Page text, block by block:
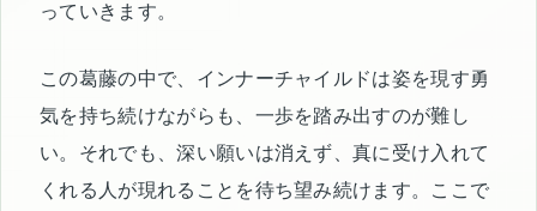
っていきます。
この葛藤の中で、インナーチャイルドは姿を現す勇
気を持ち続けながらも、一歩を踏み出すのが難し
い。それでも、深い願いは消えず、真に受け入れて
くれる人が現れることを待ち望み続けます。ここで